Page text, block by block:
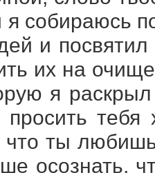
я собираюсь
и
их на
я
тебя
что ты
осознать,